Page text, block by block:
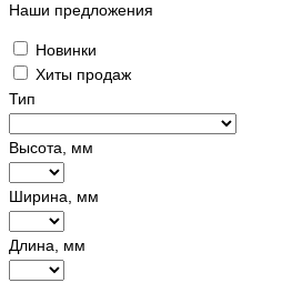
Наши предложения
Новинки
Хиты продаж
Тип
Высота, мм
Ширина, мм
Длина, мм